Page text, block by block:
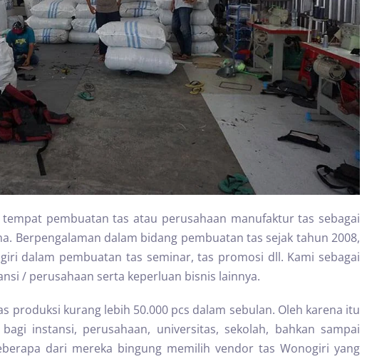
pembuatan tas atau perusahaan manufaktur tas sebagai
Berpengalaman dalam bidang pembuatan tas sejak tahun 2008,
dalam pembuatan tas seminar, tas promosi dll. Kami sebagai
/ perusahaan serta keperluan bisnis lainnya.
produksi kurang lebih 50.000 pcs dalam sebulan. Oleh karena itu
instansi, perusahaan, universitas, sekolah, bahkan sampai
dari mereka bingung memilih vendor tas Wonogiri yang